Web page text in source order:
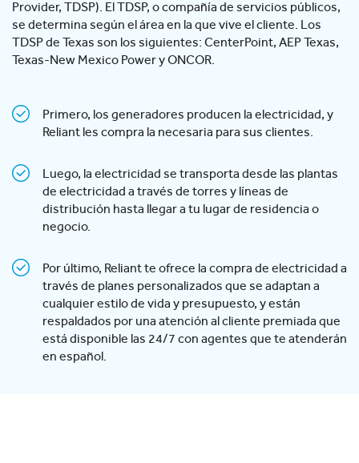
Provider, TDSP). El TDSP, o compañía de servicios públicos,
se determina según el área en la que vive el cliente. Los
TDSP de Texas son los siguientes: CenterPoint, AEP Texas,
Texas-New Mexico Power y ONCOR.
Primero, los generadores producen la electricidad, y
Reliant les compra la necesaria para sus clientes.
Luego, la electricidad se transporta desde las plantas
de electricidad a través de torres y líneas de
distribución hasta llegar a tu lugar de residencia o
negocio.
Por último, Reliant te ofrece la compra de electricidad a
través de planes personalizados que se adaptan a
cualquier estilo de vida y presupuesto, y están
respaldados por una atención al cliente premiada que
está disponible las 24/7 con agentes que te atenderán
en español.